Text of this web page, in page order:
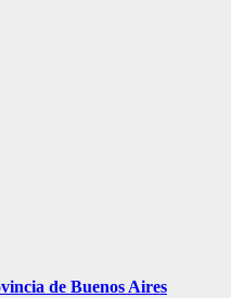
de Buenos Aires